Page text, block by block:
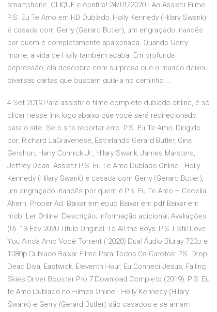
smartphone. CLIQUE e confira! 24/01/2020 · Ao Assistir Filme
P.S. Eu Te Amo em HD Dublado, Holly Kennedy (Hilary Swank)
é casada com Gerry (Gerard Butler), um engraçado irlandês
por quem é completamente apaixonada. Quando Gerry
morre, a vida de Holly também acaba. Em profunda
depressão, ela descobre com surpresa que o marido deixou
diversas cartas que buscam guiá-la no caminho …
4 Set 2019 Para assistir o filme completo dublado online, é só
clicar nesse link logo abaixo que você será redirecionado
para o site. Se o site reportar erro P.S. Eu Te Amo, Dirigido
por: Richard LaGravenese, Estrelando Gerard Butler, Gina
Gershon, Harry Connick Jr., Hilary Swank, James Marsters,
Jeffrey Dean Assistir P.S. Eu Te Amo Dublado Online - Holly
Kennedy (Hilary Swank) é casada com Gerry (Gerard Butler),
um engraçado irlandês por quem é P.s. Eu Te Amo – Cecelia
Ahern. Proper Ad. Baixar em epub Baixar em pdf Baixar em
mobi Ler Online. Descrição; Informação adicional; Avaliações
(0) 13 Fev 2020 Título Original: To All the Boys: P.S. I Still Love
You Ainda Amo Você Torrent ( 2020) Dual Áudio Bluray 720p e
1080p Dublado Baixar Filme Para Todos Os Garotos: PS. Drop
Dead Diva, Eastwick, Eleventh Hour, Eu Conheci Jesus, Falling
Skies Driver Booster Pro 7 Download Completo (2019). P.S. Eu
te Amo Dublado no Filmes Online - Holly Kennedy (Hilary
Swank) e Gerry (Gerard Butler) são casados e se amam